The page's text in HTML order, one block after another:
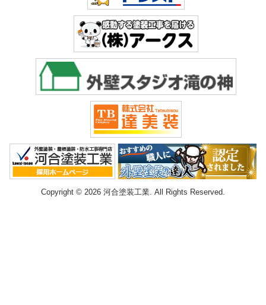
Copyright © 2026 河合塗装工業. All Rights Reserved.